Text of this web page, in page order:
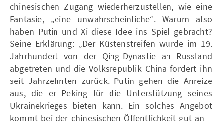
chinesischen Zugang wiederherzustellen, wie eine
Fantasie, „eine unwahrscheinliche“. Warum also
haben Putin und Xi diese Idee ins Spiel gebracht?
Seine Erklärung: „Der Küstenstreifen wurde im 19.
Jahrhundert von der Qing-Dynastie an Russland
abgetreten und die Volksrepublik China fordert ihn
seit Jahrzehnten zurück. Putin gehen die Anreize
aus, die er Peking für die Unterstützung seines
Ukrainekrieges bieten kann. Ein solches Angebot
kommt bei der chinesischen Öffentlichkeit gut an –